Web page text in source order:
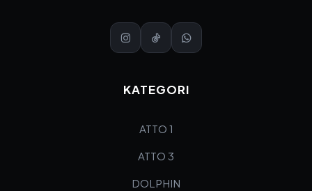
KATEGORI
ATTO 1
ATTO 3
DOLPHIN